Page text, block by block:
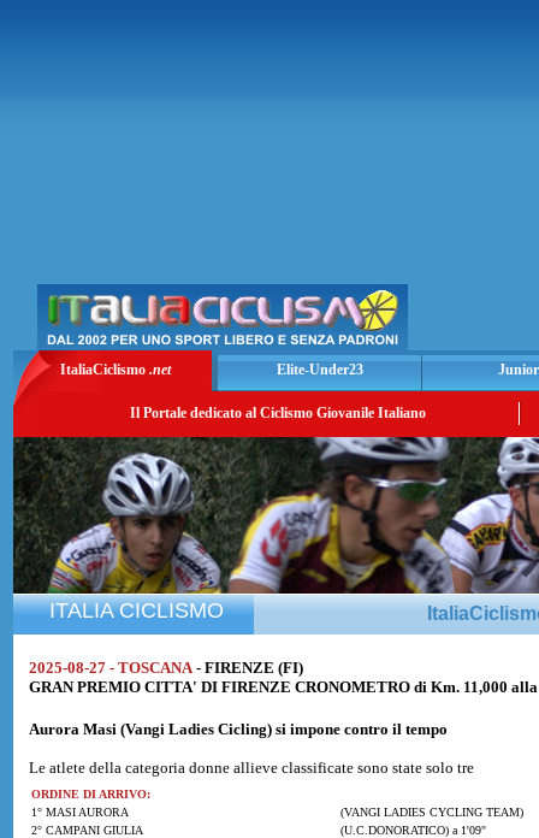
ItaliaCiclismo .net Elite-Under23
Il Portale dedicato al Ciclismo Giovanile Italiano
ITALIA CICLISMO
2025-08-27 - TOSCANA - FIRENZE (FI)
GRAN PREMIO CITTA' DI FIRENZE CRONOMETRO di Km. 11,000
Aurora Masi (Vangi Ladies Cicling) si impone contro il tempo
Le atlete della categoria donne allieve classificate sono state solo tre
ORDINE DI ARRIVO:
1° MASI AURORA
(VANGI LADIES CYCLING TEAM)
2° CAMPANI GIULIA
(U.C.DONORATICO) a 1'09"